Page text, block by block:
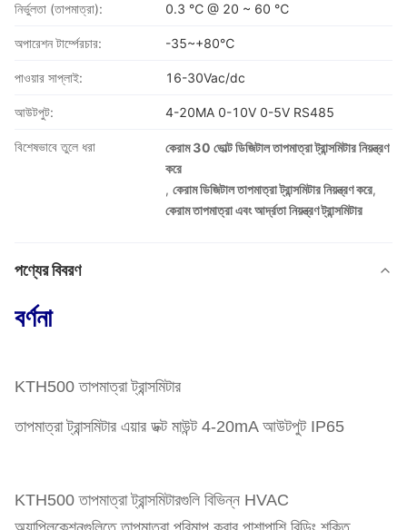
নির্ভুলতা (তাপমাত্রা): 0.3 ℃ @ 20 ~ 60 ℃
অপারেশন টার্ম্পেরচার: -35~+80℃
পাওয়ার সাপ্লাই: 16-30Vac/dc
আউটপুট: 4-20MA 0-10V 0-5V RS485
বিশেষভাবে তুলে ধরা
কেরাম 30 ভোল্ট ডিজিটাল তাপমাত্রা ট্রান্সমিটার নিয়ন্ত্রণ
করে
,কেরাম ডিজিটাল তাপমাত্রা ট্রান্সমিটার নিয়ন্ত্রণ করে,
কেরাম তাপমাত্রা এবং আর্দ্রতা নিয়ন্ত্রণ ট্রান্সমিটার
পণ্যের বিবরণ
বর্ণনা
KTH500 তাপমাত্রা ট্রান্সমিটার
তাপমাত্রা ট্রান্সমিটার এয়ার ডক্ট মাউন্ট 4-20mA আউটপুট IP65
KTH500 তাপমাত্রা ট্রান্সমিটারগুলি বিভিন্ন HVAC